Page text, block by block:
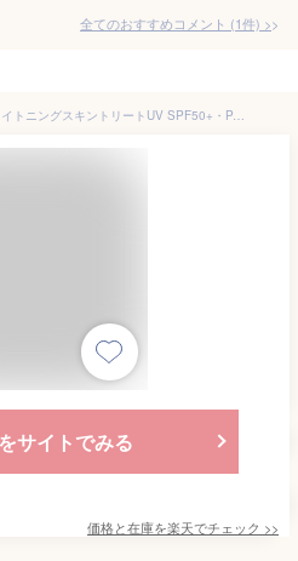
全てのおすすめコメント (1件) >
【送料無料】アルブラン ブライトニングスキントリートUV SPF50+・PA++++ 80g 美容液成分配合 日焼け止め
サイトでみる
価格と在庫を楽天でチェック >>